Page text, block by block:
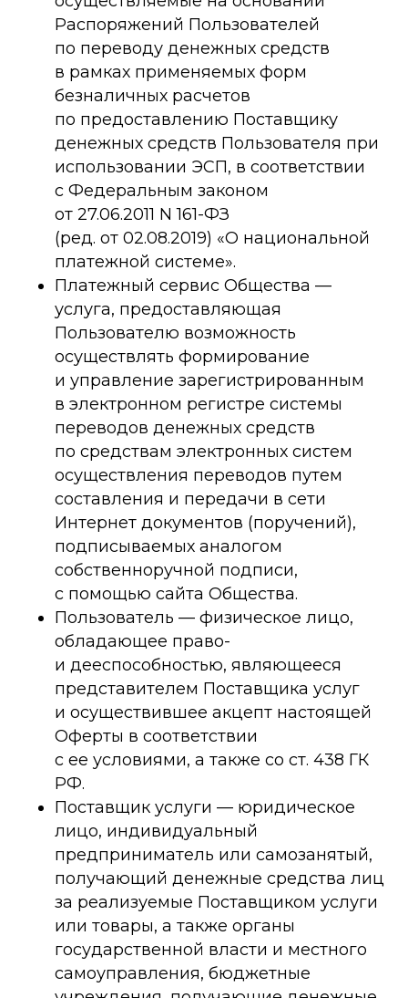
Распоряжений Пользователей
по переводу денежных средств
в рамках применяемых форм
безналичных расчетов
по предоставлению Поставщику
денежных средств Пользователя при
использовании ЭСП, в соответствии
с Федеральным законом
от 27.06.2011 N 161-ФЗ
(ред. от 02.08.2019) «О национальной
платежной системе».
Платежный сервис Общества —
услуга, предоставляющая
Пользователю возможность
осуществлять формирование
и управление зарегистрированным
в электронном регистре системы
переводов денежных средств
по средствам электронных систем
осуществления переводов путем
составления и передачи в сети
Интернет документов (поручений),
подписываемых аналогом
собственноручной подписи,
с помощью сайта Общества.
Пользователь — физическое лицо,
обладающее право-
и дееспособностью, являющееся
представителем Поставщика услуг
и осуществившее акцепт настоящей
Оферты в соответствии
с ее условиями, а также со ст. 438 ГК
РФ.
Поставщик услуги — юридическое
лицо, индивидуальный
предприниматель или самозанятый,
получающий денежные средства лиц
за реализуемые Поставщиком услуги
или товары, а также органы
государственной власти и местного
самоуправления, бюджетные